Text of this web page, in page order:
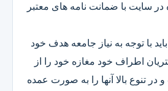
در سایت با ضمانت نامه های معتبر
با توجه به نیاز جامعه هدف خود
اطراف خود مغازه خود را از
و در تنوع بالا آنها را به صورت عمده